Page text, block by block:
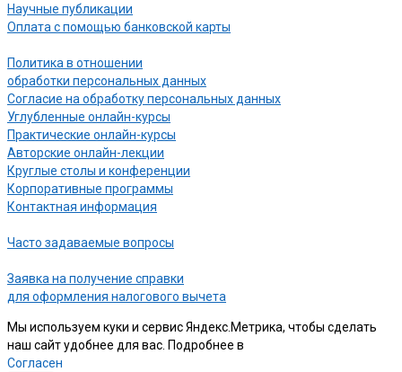
Научные публикации
Оплата с помощью банковской карты
Политика в отношении
обработки персональных данных
Согласие на обработку персональных данных
Углубленные онлайн-курсы
Практические онлайн-курсы
Авторские онлайн-лекции
Круглые столы и конференции
Корпоративные программы
Контактная информация
Часто задаваемые вопросы
Заявка на получение справки
для оформления налогового вычета
Мы используем куки и сервис Яндекс.Метрика, чтобы сделать
наш сайт удобнее для вас. Подробнее в
Согласен